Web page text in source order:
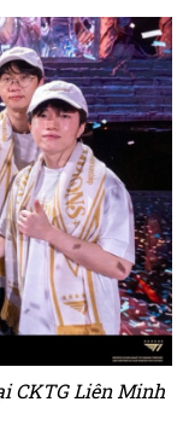
CKTG Liên Minh